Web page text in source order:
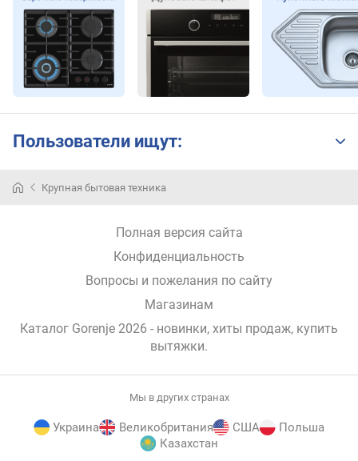
н
и
я
в
ы
т
м
)
ы
т
Пользователи ищут:
Вытяжки
техника.
Gorenje
системой
Крупная бытовая техника
Полная версия сайта
Конфиденциальность
Вопросы и пожелания по сайту
Магазинам
Каталог Gorenje 2026 - новинки, хиты продаж, купить
вытяжки.
Мы в других странах
Украина Великобритания США
Польша
Казахстан